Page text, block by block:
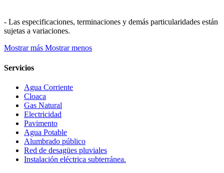
- Las especificaciones, terminaciones y demás particularidades están
sujetas a variaciones.
Mostrar más Mostrar menos
Servicios
Agua Corriente
Cloaca
Gas Natural
Electricidad
Pavimento
Agua Potable
Alumbrado público
Red de desagües pluviales
Instalación eléctrica subterránea.